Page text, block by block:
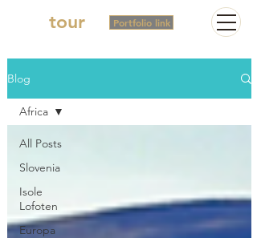
tour Portfolio link
Blog
All Posts
Slovenia
Isole
Lofoten
Europa
Africa